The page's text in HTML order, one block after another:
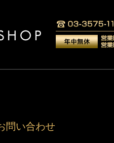
問い合わせ